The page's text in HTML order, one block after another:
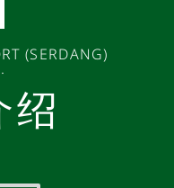
(SERDANG)
绍